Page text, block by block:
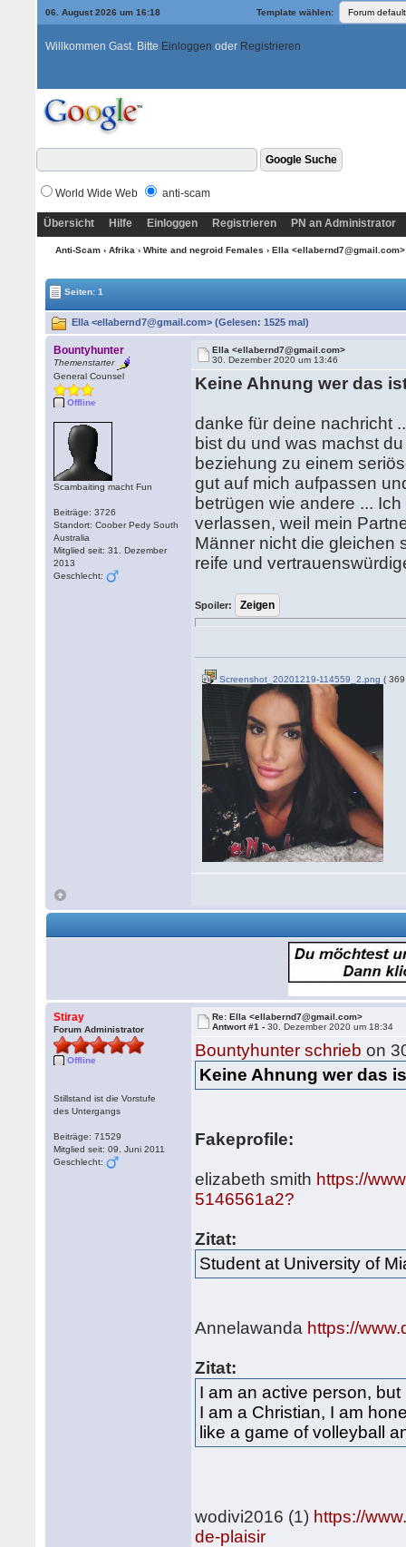
06. August 2026 um 16:18 Template wählen:
Willkommen Gast. Bitte Einloggen oder Registrieren
World Wide Web anti-scam
Übersicht Hilfe Einloggen Registrieren PN an Administrator
Anti-Scam› Afrika › White and negroid Females › Ella
Seiten: 1
Ella <ellabernd7@gmail.com> (Gelesen: 1525 mal)
Bountyhunter
Themenstarter
General Counsel
Offline
Scambaiting macht Fun
Beiträge: 3726
Standort: Coober Pedy South
Australia
Mitglied seit: 31. Dezember
2013
Geschlecht:
Ella <ellabernd7@gmail.com>
30. Dezember 2020 um 13:46
Keine Ahnung wer das
danke für deine nachricht
bist du und was machst
beziehung zu einem
gut auf mich aufpassen
betrügen wie andere ...
verlassen, weil mein
Männer nicht die gleichen
reife und
Spoiler:
Screenshot_20201219-114559_2.png (
Stiray
Forum Administrator
Offline
Stillstand ist die Vorstufe
des Untergangs
Beiträge: 71529
Mitglied seit: 09. Juni 2011
Geschlecht:
Re: Ella <ellabernd7@gmail.com>
Antwort #1 -30. Dezember 2020 um 18:34
Bountyhunter schrieb on
Keine Ahnung wer das
Fakeprofile:
elizabeth smith https://
5146561a2?
Zitat:
Student at University of
Annelawanda https://
Zitat:
I am an active person,
I am a Christian, I am
like a game of volleyball
wodivi2016 (1) https://
de-plaisir